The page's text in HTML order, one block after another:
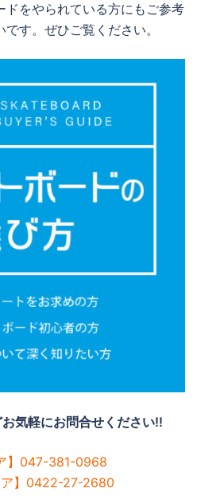
ドをやられている方にもご参考
す。ぜひご覧ください。
気軽にお問合せください!!
】047-381-0968
ア】0422-27-2680